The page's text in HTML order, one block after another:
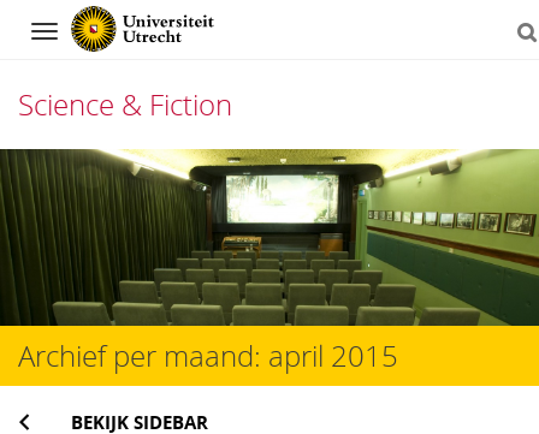
Navigation
Science & Fiction
Direct
naar
het
inhoud
Archief per maand: april 2015
BEKIJK SIDEBAR